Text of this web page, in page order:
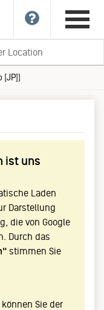
[JP])
ist uns
Laden
Darstellung
die von Google
Durch das
stimmen Sie
Sie der